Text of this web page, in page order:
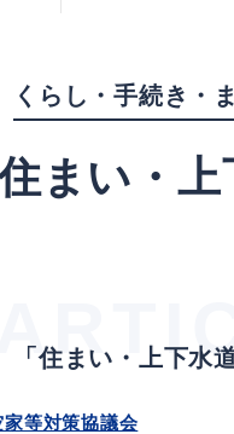
くらし・手続き・
まい・上
「住まい・上下水
等対策協議会